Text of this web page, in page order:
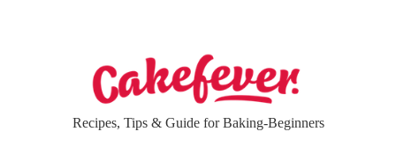
Recipes, Tips & Guide for Baking-Beginners